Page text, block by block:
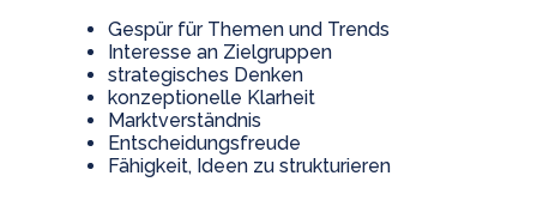
Gespür für Themen und Trends
Interesse an Zielgruppen
strategisches Denken
konzeptionelle Klarheit
Marktverständnis
Entscheidungsfreude
Fähigkeit, Ideen zu strukturieren